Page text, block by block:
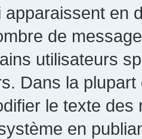
en
de
utilisateurs
Dans la
le texte
en